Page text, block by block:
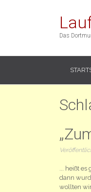
Das
... heißt
dann
wollten